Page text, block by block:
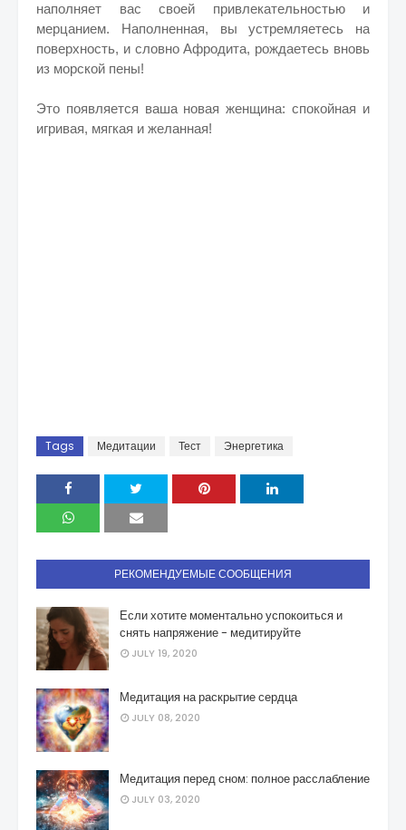
наполняет вас своей привлекательностью и
мерцанием. Наполненная, вы устремляетесь на
поверхность, и словно Афродита, рождаетесь вновь
из морской пены!
Это появляется ваша новая женщина: спокойная и
игривая, мягкая и желанная!
Tags Медитации Тест Энергетика
РЕКОМЕНДУЕМЫЕ СООБЩЕНИЯ
Если хотите моментально успокоиться и
снять напряжение - медитируйте
JULY 19, 2020
Медитация на раскрытие сердца
JULY 08, 2020
Медитация перед сном: полное расслабление
JULY 03, 2020